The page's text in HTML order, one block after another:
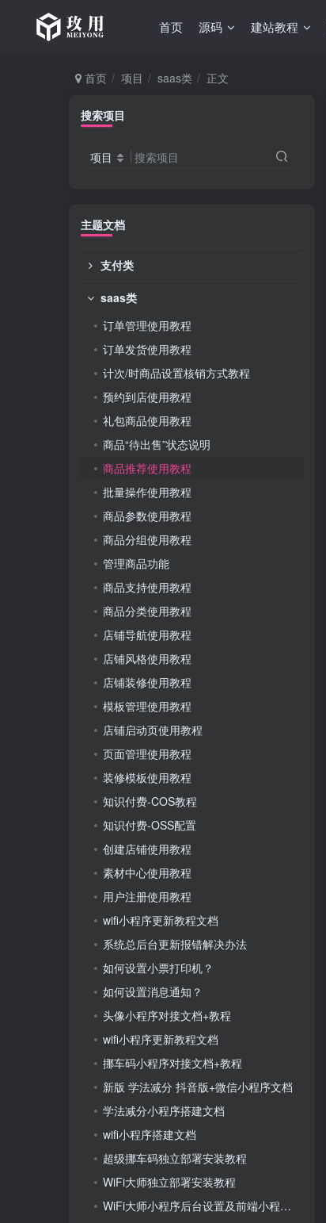
首页 源码 建站教程
首页 项目 saas类 正文
搜索项目
项目 搜索项目
主题文档
支付类
saas类
订单管理使用教程
订单发货使用教程
计次/时商品设置核销方式教程
预约到店使用教程
礼包商品使用教程
商品“待出售”状态说明
商品推荐使用教程
批量操作使用教程
商品参数使用教程
商品分组使用教程
管理商品功能
商品支持使用教程
商品分类使用教程
店铺导航使用教程
店铺风格使用教程
店铺装修使用教程
模板管理使用教程
店铺启动页使用教程
页面管理使用教程
装修模板使用教程
知识付费-COS教程
知识付费-OSS配置
创建店铺使用教程
素材中心使用教程
用户注册使用教程
wifi小程序更新教程文档
系统总后台更新报错解决办法
如何设置小票打印机？
如何设置消息通知？
头像小程序对接文档+教程
wifi小程序更新教程文档
挪车码小程序对接文档+教程
新版 学法减分 抖音版+微信小程序文档
学法减分小程序搭建文档
wifi小程序搭建文档
超级挪车码独立部署安装教程
WiFi大师独立部署安装教程
WiFi大师小程序后台设置及前端小程序管理教程